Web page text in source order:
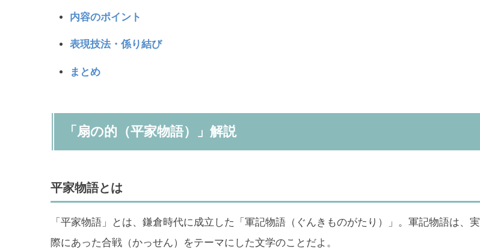
内容のポイント
表現技法・係り結び
まとめ
「扇の的（平家物語）」解説
平家物語とは
「平家物語」とは、鎌倉時代に成立した「軍記物語（ぐんきものがたり）」。軍記物語は、実
際にあった合戦（かっせん）をテーマにした文学のことだよ。